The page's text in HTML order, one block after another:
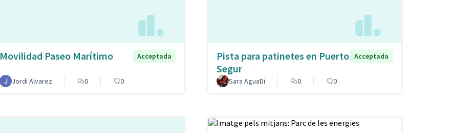
Movilidad Paseo Marítimo Acceptada
Jordi Alvarez 0 0
Pista para patinetes en Puerto
Segur
Acceptada
Sara AguaDi 0 0